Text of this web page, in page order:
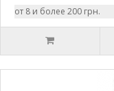
от 8 и более 200 грн.